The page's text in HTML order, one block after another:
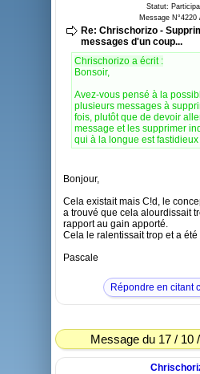
Statut:
Message N°4220
Re: Chrischorizo -
messages d'un coup...
Chrischorizo a écrit :
Bonsoir,
Avez-vous pensé à la
plusieurs messages à
fois, plutôt que de devoir
message et les supprimer
qui à la longue est fastidieux
Bonjour,
Cela existait mais C!d, le
a trouvé que cela alourdissait
rapport au gain apporté.
Cela le ralentissait trop et a
Pascale
Répondre en citant
Message du 17 / 10